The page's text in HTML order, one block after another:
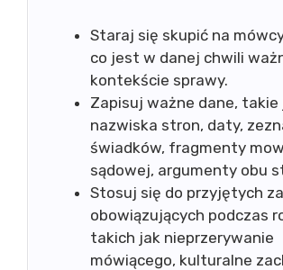
Staraj się skupić na
co jest w danej chwili
kontekście sprawy.
Zapisuj ważne dane, takie
nazwiska stron, daty,
świadków, fragmenty
sądowej, argumenty obu
Stosuj się do przyjętych
obowiązujących podczas
takich jak nieprzerywanie
mówiącego, kulturalne